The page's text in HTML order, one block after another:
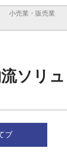
小売業・販売業
ソリュ
ブ